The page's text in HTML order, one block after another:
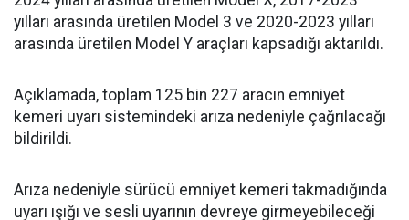
yılları arasında üretilen Model 3 ve 2020-2023 yılları
arasında üretilen Model Y araçları kapsadığı aktarıldı.
Açıklamada, toplam 125 bin 227 aracın emniyet
kemeri uyarı sistemindeki arıza nedeniyle çağrılacağı
bildirildi.
Arıza nedeniyle sürücü emniyet kemeri takmadığında
uyarı ışığı ve sesli uyarının devreye girmeyebileceği